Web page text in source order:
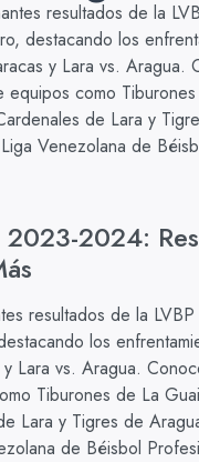
2023-2024:
resultados de la
los
Lara vs. Aragua.
Tiburones de La
Lara y Tigres de
de Béisbol